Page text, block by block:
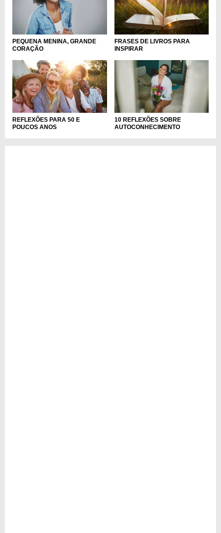
PEQUENA MENINA, GRANDE
CORAÇÃO
FRASES DE LIVROS PARA
INSPIRAR
REFLEXÕES PARA 50 E
POUCOS ANOS
10 REFLEXÕES SOBRE
AUTOCONHECIMENTO